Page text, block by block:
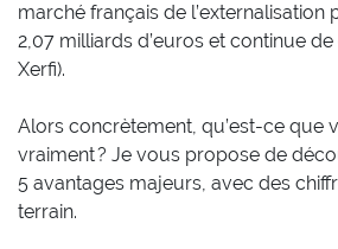
marché français de l’externalisation
2,07 milliards d’euros et continue
Xerfi).
Alors concrètement, qu’est-ce que
vraiment ? Je vous propose de
5 avantages majeurs, avec des
terrain.